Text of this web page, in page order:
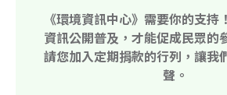
《環境資訊中心》需要你的支持
資訊公開普及，才能促成民眾的
請您加入定期捐款的行列，讓我
聲。